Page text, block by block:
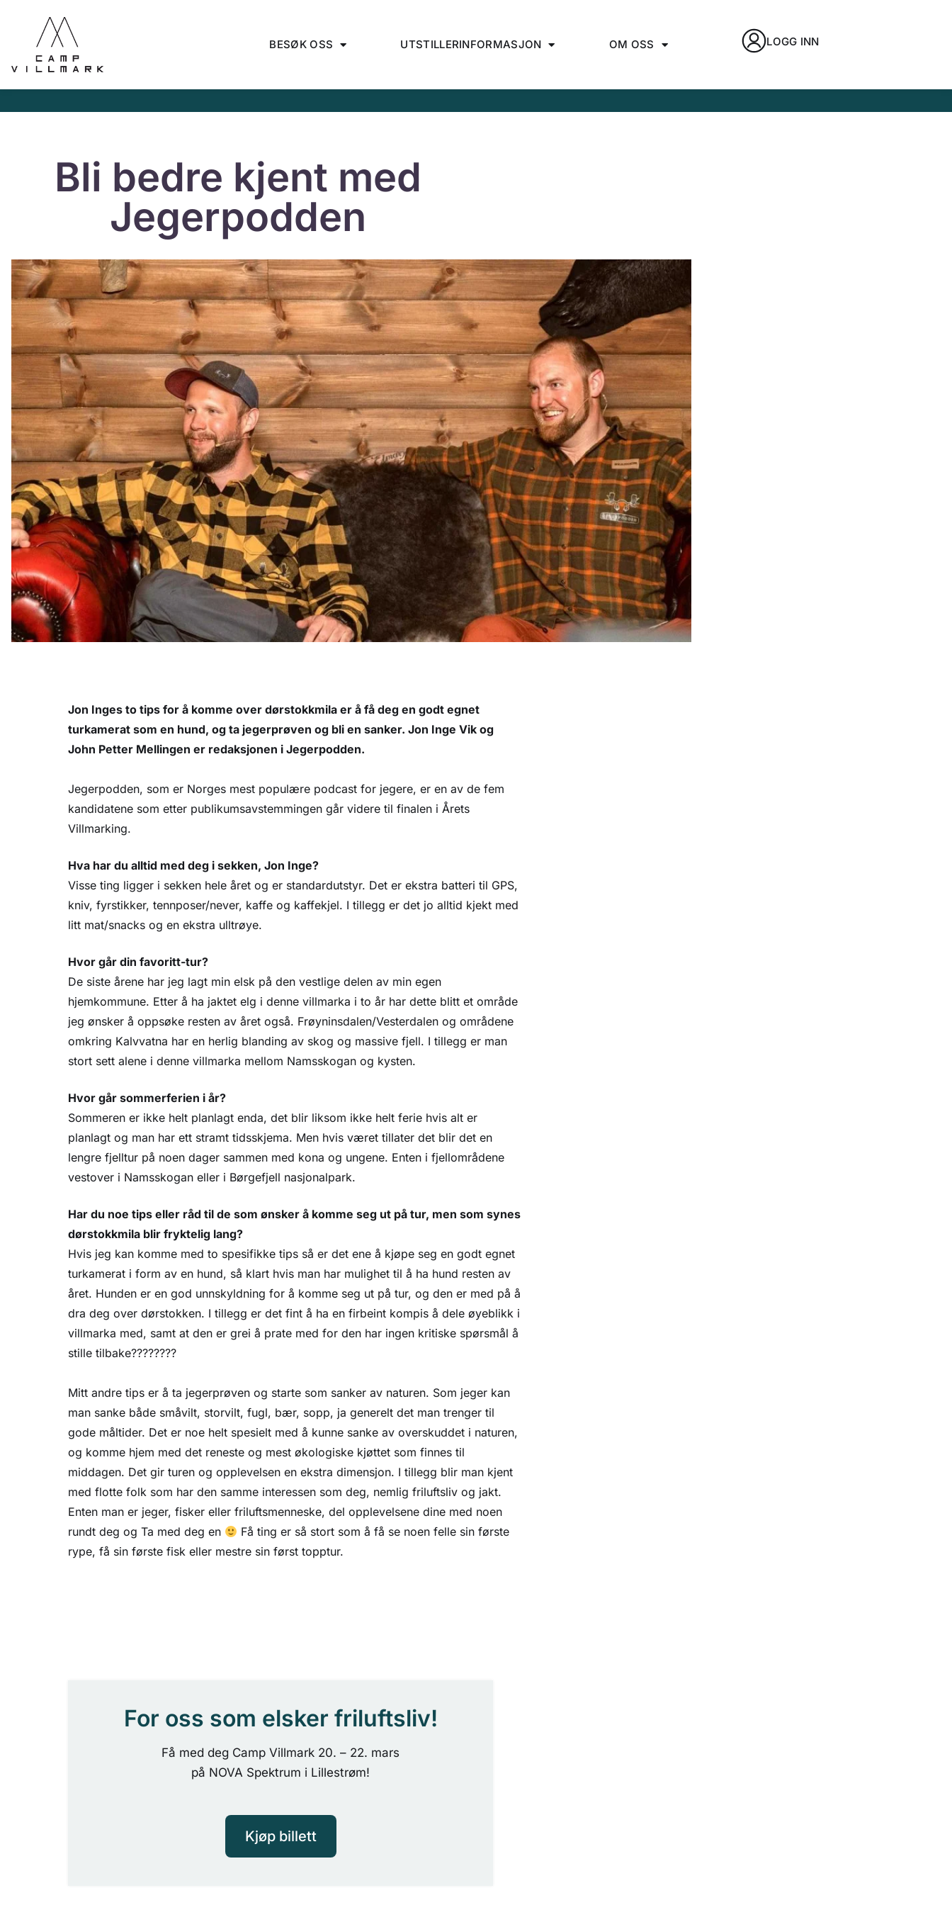
BESØK OSS UTSTILLERINFORMASJON OM OSS LOGG INN
Bli bedre kjent med
Jegerpodden
Jon Inges to tips for å komme over dørstokkmila er å få deg en godt egnet
turkamerat som en hund, og ta jegerprøven og bli en sanker. Jon Inge Vik og
John Petter Mellingen er redaksjonen i Jegerpodden.
Jegerpodden, som er Norges mest populære podcast for jegere, er en av de fem
kandidatene som etter publikumsavstemmingen går videre til finalen i Årets
Villmarking.
Hva har du alltid med deg i sekken, Jon Inge?
Visse ting ligger i sekken hele året og er standardutstyr. Det er ekstra batteri til GPS,
kniv, fyrstikker, tennposer/never, kaffe og kaffekjel. I tillegg er det jo alltid kjekt med
litt mat/snacks og en ekstra ulltrøye.
Hvor går din favoritt-tur?
De siste årene har jeg lagt min elsk på den vestlige delen av min egen
hjemkommune. Etter å ha jaktet elg i denne villmarka i to år har dette blitt et område
jeg ønsker å oppsøke resten av året også. Frøyninsdalen/Vesterdalen og områdene
omkring Kalvvatna har en herlig blanding av skog og massive fjell. I tillegg er man
stort sett alene i denne villmarka mellom Namsskogan og kysten.
Hvor går sommerferien i år?
Sommeren er ikke helt planlagt enda, det blir liksom ikke helt ferie hvis alt er
planlagt og man har ett stramt tidsskjema. Men hvis været tillater det blir det en
lengre fjelltur på noen dager sammen med kona og ungene. Enten i fjellområdene
vestover i Namsskogan eller i Børgefjell nasjonalpark.
Har du noe tips eller råd til de som ønsker å komme seg ut på tur, men som synes
dørstokkmila blir fryktelig lang?
Hvis jeg kan komme med to spesifikke tips så er det ene å kjøpe seg en godt egnet
turkamerat i form av en hund, så klart hvis man har mulighet til å ha hund resten av
året. Hunden er en god unnskyldning for å komme seg ut på tur, og den er med på å
dra deg over dørstokken. I tillegg er det fint å ha en firbeint kompis å dele øyeblikk i
villmarka med, samt at den er grei å prate med for den har ingen kritiske spørsmål å
stille tilbake????????
Mitt andre tips er å ta jegerprøven og starte som sanker av naturen. Som jeger kan
man sanke både småvilt, storvilt, fugl, bær, sopp, ja generelt det man trenger til
gode måltider. Det er noe helt spesielt med å kunne sanke av overskuddet i naturen,
og komme hjem med det reneste og mest økologiske kjøttet som finnes til
middagen. Det gir turen og opplevelsen en ekstra dimensjon. I tillegg blir man kjent
med flotte folk som har den samme interessen som deg, nemlig friluftsliv og jakt.
Enten man er jeger, fisker eller friluftsmenneske, del opplevelsene dine med noen
rundt deg og Ta med deg en
Få ting er så stort som å få se noen felle sin første
rype, få sin første fisk eller mestre sin først topptur.
For oss som elsker friluftsliv!
Få med deg Camp Villmark 20. – 22. mars
på NOVA Spektrum i Lillestrøm!
Kjøp billett